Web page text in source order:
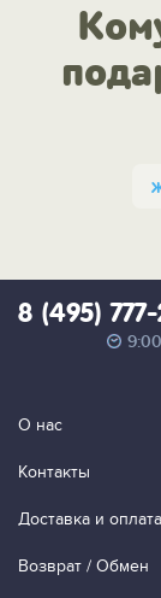
8 (495)
О нас
Контакты
Доставка и оплата
Возврат / Обмен